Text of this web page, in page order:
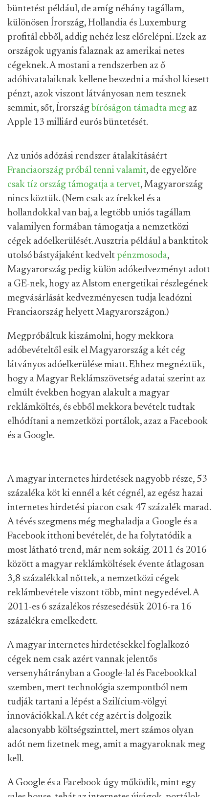
büntetést például, de amíg néhány tagállam,
különösen Írország, Hollandia és Luxemburg
profitál ebből, addig nehéz lesz előrelépni. Ezek az
országok ugyanis falaznak az amerikai netes
cégeknek. A mostani a rendszerben az ő
adóhivatalaiknak kellene beszedni a máshol kiesett
pénzt, azok viszont látványosan nem tesznek
semmit, sőt, Írország bíróságon támadta meg az
Apple 13 milliárd eurós büntetését.
Az uniós adózási rendszer átalakításáért
Franciaország próbál tenni valamit, de egyelőre
csak tíz ország támogatja a tervet, Magyarország
nincs köztük. (Nem csak az írekkel és a
hollandokkal van baj, a legtöbb uniós tagállam
valamilyen formában támogatja a nemzetközi
cégek adóelkerülését. Ausztria például a banktitok
utolsó bástyájaként kedvelt pénzmosoda,
Magyarország pedig külön adókedvezményt adott
a GE-nek, hogy az Alstom energetikai részlegének
megvásárlását kedvezményesen tudja leadózni
Franciaország helyett Magyarországon.)
Megpróbáltuk kiszámolni, hogy mekkora
adóbevételtől esik el Magyarország a két cég
látványos adóelkerülése miatt. Ehhez megnéztük,
hogy a Magyar Reklámszövetség adatai szerint az
elmúlt években hogyan alakult a magyar
reklámköltés, és ebből mekkora bevételt tudtak
elhódítani a nemzetközi portálok, azaz a Facebook
és a Google.
A magyar internetes hirdetések nagyobb része, 53
százaléka köt ki ennél a két cégnél, az egész hazai
internetes hirdetési piacon csak 47 százalék marad.
A tévés szegmens még meghaladja a Google és a
Facebook itthoni bevételét, de ha folytatódik a
most látható trend, már nem sokáig. 2011 és 2016
között a magyar reklámköltések évente átlagosan
3,8 százalékkal nőttek, a nemzetközi cégek
reklámbevétele viszont több, mint negyedével. A
2011-es 6 százalékos részesedésük 2016-ra 16
százalékra emelkedett.
A magyar internetes hirdetésekkel foglalkozó
cégek nem csak azért vannak jelentős
versenyhátrányban a Google-lal és Facebookkal
szemben, mert technológia szempontból nem
tudják tartani a lépést a Szilícium-völgyi
innovációkkal. A két cég azért is dolgozik
alacsonyabb költségszinttel, mert számos olyan
adót nem fizetnek meg, amit a magyaroknak meg
kell.
A Google és a Facebook úgy működik, mint egy